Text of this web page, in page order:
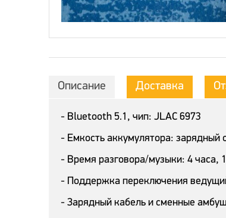
Описание Доставка
- Bluetooth 5.1, чип: JLAC 6973
- Емкость аккумулятора:
- Время разговора/музыки: 4 часа,
- Поддержка переключения
- Зарядный кабель и сменные